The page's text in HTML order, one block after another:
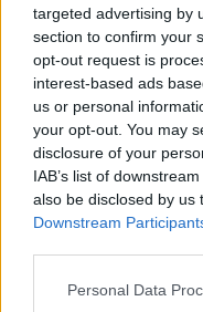
targeted advertising by
section to confirm your
opt-out request is
interest-based ads
us or personal
your opt-out. You may
disclosure of your
IAB’s list of
also be disclosed by us
Downstream
Please note that this
Personal Data
Πλέον η ομάδα των
χρειαζόταν και δεν